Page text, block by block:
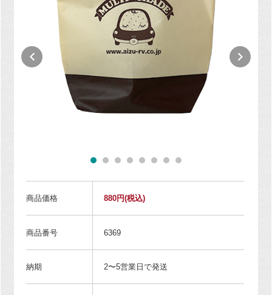
商品価格 880円(税込)
商品番号 6369
納期 2〜5営業日で発送